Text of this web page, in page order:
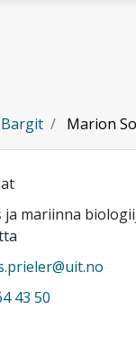
Bargit Marion
ja mariinna
43 50